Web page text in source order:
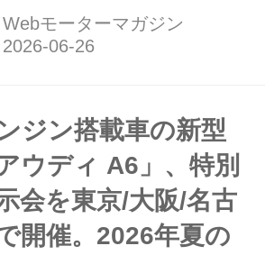
アッパーミディアムセダンおよ
テーションワゴンの新型A6および
Webモーターマガジン
ジン搭載車の新型
アウディ A6」、特別
会を東京/大阪/名古
開催。2026年夏の